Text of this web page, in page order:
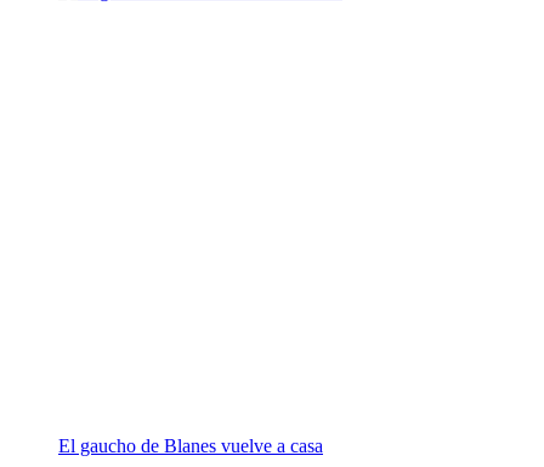
El gaucho de Blanes vuelve a casa